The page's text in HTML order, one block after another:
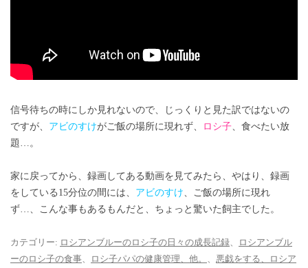
信号待ちの時にしか見れないので、じっくりと見た訳ではないの
ですが、 アビのすけがご飯の場所に現れず、 ロシ子 、食べたい放
題…。
家に戻ってから、録画してある動画を見てみたら、やはり、録画
をしている15分位の間には、 アビのすけ 、ご飯の場所に現れ
ず…、こんな事もあるもんだと、ちょっと驚いた飼主でした。
カテゴリー: ロシアンブルーのロシ子の日々の成長記録
ロシアンブル
ーのロシ子の食事
ロシ子パパの健康管理、他。
悪戯をする、ロシア